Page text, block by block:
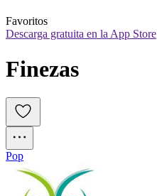
Favoritos
Descarga gratuita en la App Store
Finezas
Pop